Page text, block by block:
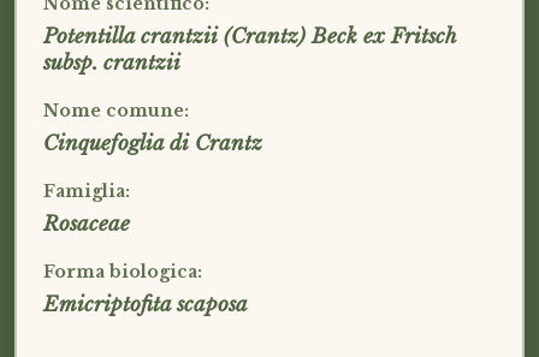
Potentilla crantzii (Crantz) Beck ex Fritsch
subsp. crantzii
Nome comune:
Cinquefoglia di Crantz
Famiglia:
Rosaceae
Forma biologica:
Emicriptofita scaposa